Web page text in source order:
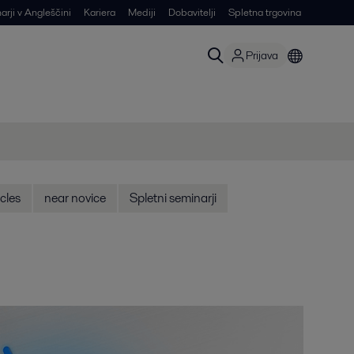
v Angleščini Kariera Mediji Dobavitelji Spletna trgovina
Prijava
near novice Spletni seminarji